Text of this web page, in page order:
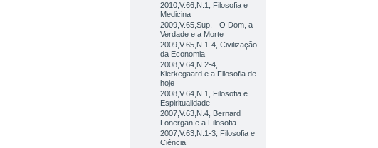
2010,V.66,N.1, Filosofia e
Medicina
2009,V.65,Sup. - O Dom, a
Verdade e a Morte
2009,V.65,N.1-4, Civilização
da Economia
2008,V.64,N.2-4,
Kierkegaard e a Filosofia de
hoje
2008,V.64,N.1, Filosofia e
Espiritualidade
2007,V.63,N.4, Bernard
Lonergan e a Filosofia
2007,V.63,N.1-3, Filosofia e
Ciência